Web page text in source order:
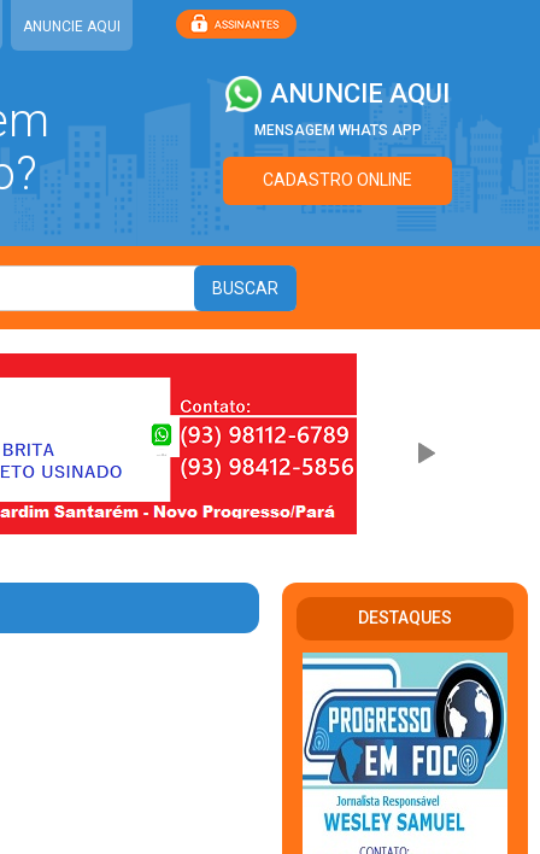
ANUNCIE AQUI
ANUNCIE AQUI
MENSAGEM WHATS APP
CADASTRO ONLINE
DESTAQUES